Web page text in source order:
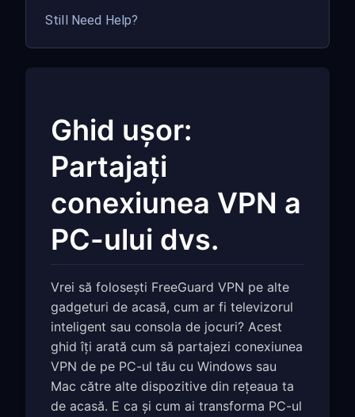
Still Need Help?
Ghid ușor:
Partajați
conexiunea VPN a
PC-ului dvs.
Vrei să folosești FreeGuard VPN pe alte
gadgeturi de acasă, cum ar fi televizorul
inteligent sau consola de jocuri? Acest
ghid îți arată cum să partajezi conexiunea
VPN de pe PC-ul tău cu Windows sau
Mac către alte dispozitive din rețeaua ta
de acasă. E ca și cum ai transforma PC-ul